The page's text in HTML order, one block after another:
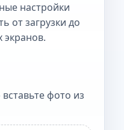
настройки
от загрузки до
экранов.
вставьте фото из